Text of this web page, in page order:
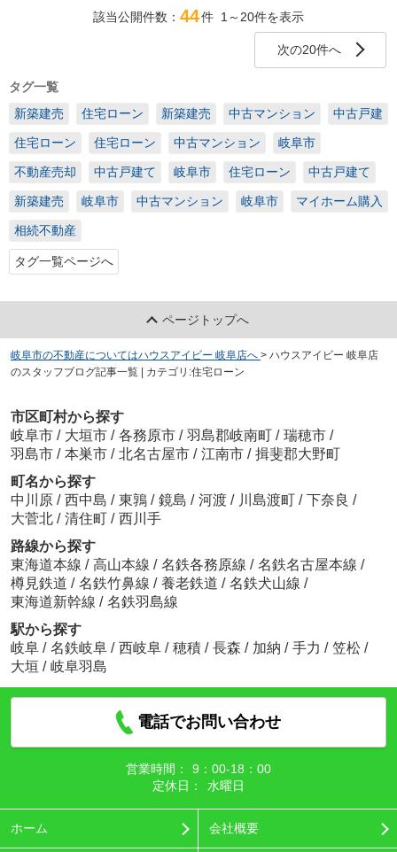
該当公開件数： 44件 1～20件を表示
次の20件へ
タグ一覧
新築建売
住宅ローン 新築建売 中古マンション 中古戸建
住宅ローン 住宅ローン 中古マンション 岐阜市
不動産売却 中古戸建て 岐阜市 住宅ローン 中古戸建て
新築建売 岐阜市 中古マンション 岐阜市 マイホーム購入
相続不動産
タグ一覧ページへ
ページトップへ
岐阜市の不動産についてはハウスアイビー 岐阜店へ > ハウスアイビー 岐阜店
のスタッフブログ記事一覧 | カテゴリ:住宅ローン
市区町村から探す
岐阜市 / 大垣市 / 各務原市 / 羽島郡岐南町 / 瑞穂市 /
羽島市 / 本巣市 / 北名古屋市 / 江南市 / 揖斐郡大野町
町名から探す
中川原 / 西中島 / 東鶉 / 鏡島 / 河渡 / 川島渡町 / 下奈良 /
大菅北 / 清住町 / 西川手
路線から探す
東海道本線 / 高山本線 / 名鉄各務原線 / 名鉄名古屋本線 /
樽見鉄道 / 名鉄竹鼻線 / 養老鉄道 / 名鉄犬山線 /
東海道新幹線 / 名鉄羽島線
駅から探す
岐阜 / 名鉄岐阜 / 西岐阜 / 穂積 / 長森 / 加納 / 手力 / 笠松 /
大垣 / 岐阜羽島
電話でお問い合わせ
営業時間：
9：00‐18：00
定休日：
水曜日
ホーム 会社概要